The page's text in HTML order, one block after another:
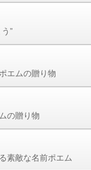
”
エムの贈り物
の贈り物
素敵な名前ポエム